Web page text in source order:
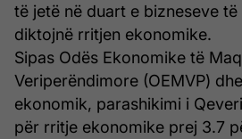
të jetë në duart e bizneseve
diktojnë rritjen ekonomike.
Sipas Odës Ekonomike të
Veriperëndimore (OEMVP)
ekonomik, parashikimi i
për rritje ekonomike prej 3.7